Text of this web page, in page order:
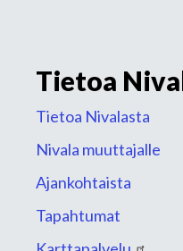
Tietoa
Tietoa Nivalasta
Nivala muuttajalle
Ajankohtaista
Tapahtumat